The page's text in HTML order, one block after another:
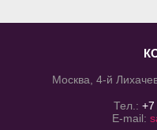
Москва, 4-й
Тел.:
E-mail: